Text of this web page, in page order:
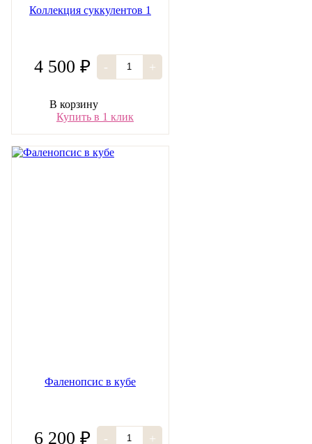
Коллекция суккулентов 1
4 500 ₽ - +
В корзину
Купить в 1 клик
Фаленопсис в кубе
6 200 ₽ - +